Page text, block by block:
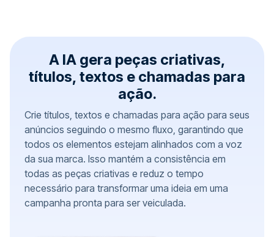
A IA gera peças criativas,
títulos, textos e chamadas para
ação.
Crie títulos, textos e chamadas para ação para seus
anúncios seguindo o mesmo fluxo, garantindo que
todos os elementos estejam alinhados com a voz
da sua marca. Isso mantém a consistência em
todas as peças criativas e reduz o tempo
necessário para transformar uma ideia em uma
campanha pronta para ser veiculada.